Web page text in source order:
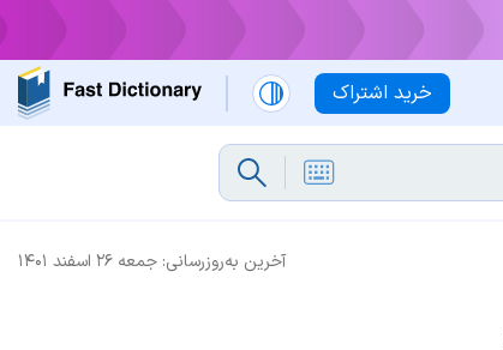
خرید اشتراک
آخرین به‌روزرسانی: جمعه ۲۶ اسفند ۱۴۰۱